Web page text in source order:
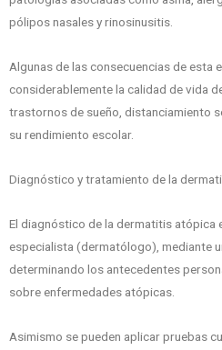
pólipos nasales y rinosinusitis.
Algunas de las consecuencias de esta
considerablemente la calidad de vida
trastornos de sueño, distanciamiento
su rendimiento escolar.
Diagnóstico y tratamiento de la
El diagnóstico de la dermatitis atópica
especialista (dermatólogo), mediante
determinando los antecedentes
sobre enfermedades atópicas.
Asimismo se pueden aplicar pruebas